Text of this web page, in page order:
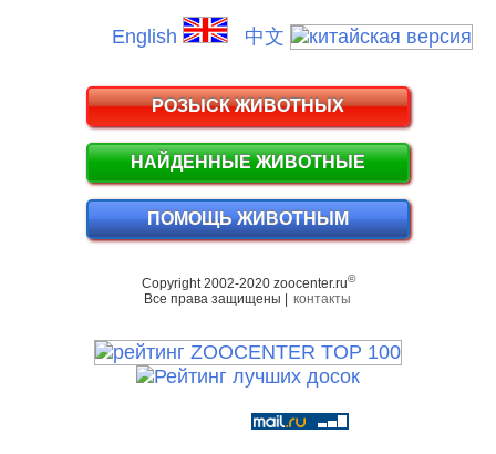
English 中文
РОЗЫСК ЖИВОТНЫХ
НАЙДЕННЫЕ ЖИВОТНЫЕ
ПОМОЩЬ ЖИВОТНЫМ
Copyright 2002-2020 zoocenter.ru©
Все права защищены | контакты